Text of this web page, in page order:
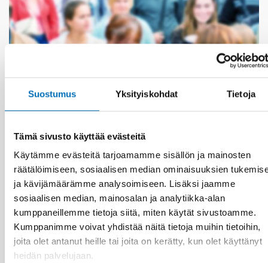
Suostumus Yksityiskohdat Tietoja
Tämä sivusto käyttää evästeitä
Käytämme evästeitä tarjoamamme sisällön ja mainosten
räätälöimiseen, sosiaalisen median ominaisuuksien
ja kävijämäärämme analysoimiseen. Lisäksi jaamme
sosiaalisen median, mainosalan ja analytiikka-alan
kumppaneillemme tietoja siitä, miten käytät sivustoamme.
Kumppanimme voivat yhdistää näitä tietoja muihin tietoihin,
joita olet antanut heille tai joita on kerätty, kun olet käyttänyt
heidän palvelujaan.
HYVINVOINTIPOLITIIKKA
Join the discussion about the Nordic welfare
model and its challenges